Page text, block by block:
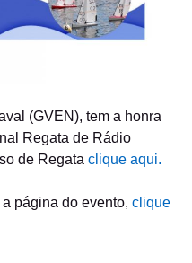
(GVEN), tem a honra
Regata de Rádio
de Regata clique aqui.
página do evento, clique